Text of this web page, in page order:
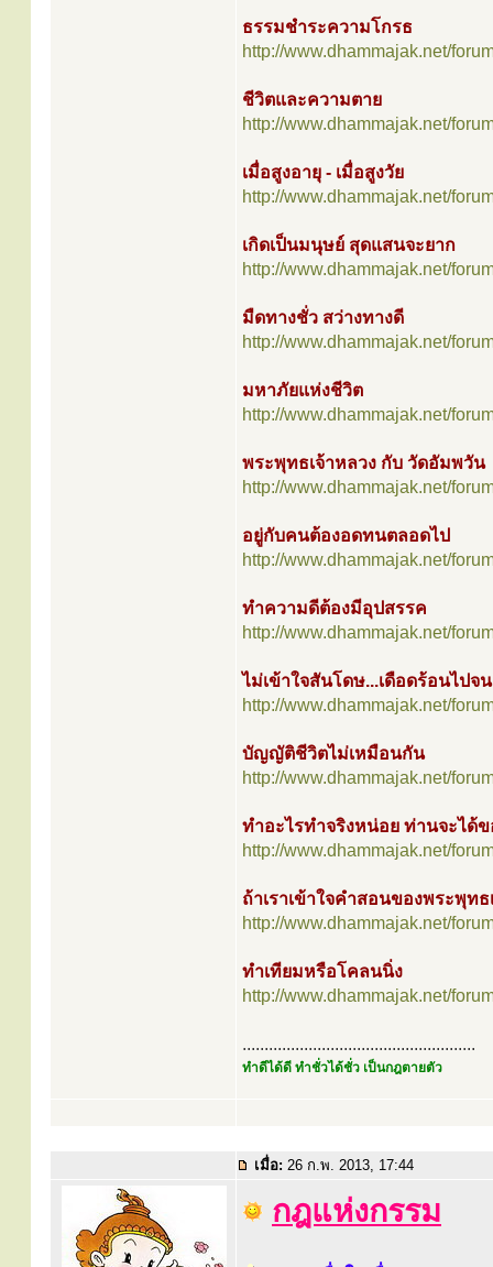
ธรรมชำระความโกรธ
http://www.dhammajak.net/
ชีวิตและความตาย
http://www.dhammajak.net/
เมื่อสูงอายุ - เมื่อสูงวัย
http://www.dhammajak.net/
เกิดเป็นมนุษย์ สุดแสนจะยาก
http://www.dhammajak.net/
มืดทางชั่ว สว่างทางดี
http://www.dhammajak.net/
มหาภัยแห่งชีวิต
http://www.dhammajak.net/
พระพุทธเจ้าหลวง กับ วัดอัมพวัน
http://www.dhammajak.net/
อยู่กับคนต้องอดทนตลอดไป
http://www.dhammajak.net/
ทำความดีต้องมีอุปสรรค
http://www.dhammajak.net/
ไม่เข้าใจสันโดษ...เดือดร้อนไปจ
http://www.dhammajak.net/
บัญญัติชีวิตไม่เหมือนกัน
http://www.dhammajak.net/
ทำอะไรทำจริงหน่อย ท่านจะได้ข
http://www.dhammajak.net/
ถ้าเราเข้าใจคำสอนของพระพุท
http://www.dhammajak.net/
ทำเทียมหรือโคลนนิ่ง
http://www.dhammajak.net/
.....................................................
ทำดีได้ดี ทำชั่วได้ชั่ว เป็นกฎตายตัว
เมื่อ: 26 ก.พ. 2013, 17:44
กฎแห่งกรรม